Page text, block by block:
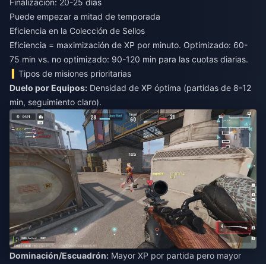
Finalización: 20-25 días
Puede empezar a mitad de temporada
Eficiencia en la Colección de Sellos
Eficiencia = maximización de XP por minuto. Optimizado: 60-
75 min vs. no optimizado: 90-120 min para las cuotas diarias.
Tipos de misiones prioritarias
Duelo por Equipos: Densidad de XP óptima (partidas de 8-12
min, seguimiento claro).
Dominación/Escuadrón: Mayor XP por partida pero mayor